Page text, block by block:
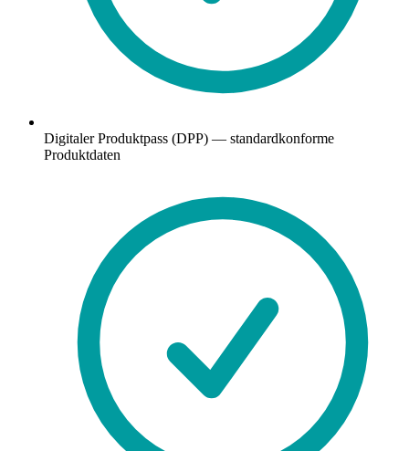
Digitaler Produktpass (DPP) — standardkonforme
Produktdaten